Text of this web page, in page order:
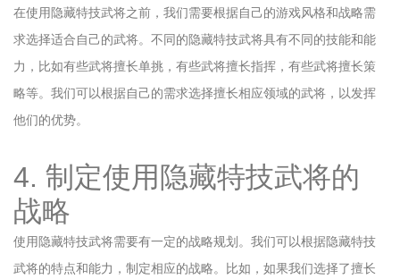
在使用隐藏特技武将之前，我们需要根据自己的游戏风格和战略需
求选择适合自己的武将。不同的隐藏特技武将具有不同的技能和能
力，比如有些武将擅长单挑，有些武将擅长指挥，有些武将擅长策
略等。我们可以根据自己的需求选择擅长相应领域的武将，以发挥
他们的优势。
4. 制定使用隐藏特技武将的
战略
使用隐藏特技武将需要有一定的战略规划。我们可以根据隐藏特技
武将的特点和能力，制定相应的战略。比如，如果我们选择了擅长